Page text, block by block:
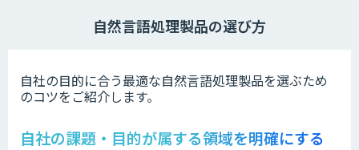
自然言語処理製品の選び方
自社の目的に合う最適な自然言語処理製品を選ぶため
のコツをご紹介します。
自社の課題・目的が属する領域を明確にする